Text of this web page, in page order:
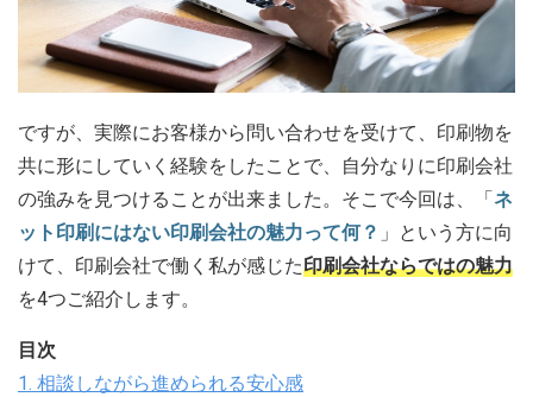
ですが、実際にお客様から問い合わせを受けて、印刷物を
共に形にしていく経験をしたことで、自分なりに印刷会社
の強みを見つけることが出来ました。そこで今回は、「 ネ
ット印刷にはない印刷会社の魅力って何？ 」という方に向
けて、印刷会社で働く私が感じた印刷会社ならではの魅力
を4つご紹介します。
目次
1. 相談しながら進められる安心感